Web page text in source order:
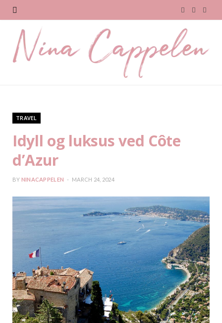
a
c i s
TRAVEL
Idyll og luksus ved Côte
d’Azur
BY NINACAPPELEN MARCH 24, 2024